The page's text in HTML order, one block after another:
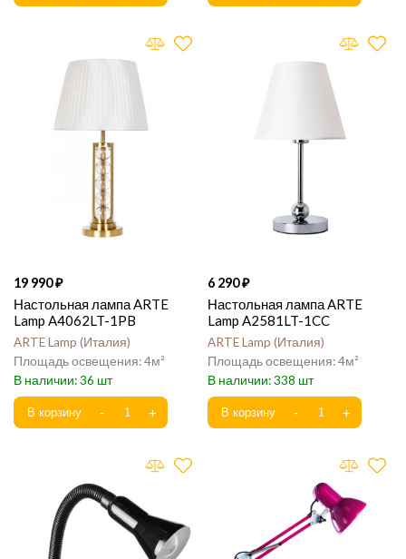
19 990
Настольная лампа ARTE
Lamp A4062LT-1PB
ARTE Lamp Италия
4
36
6 290
Настольная лампа ARTE
Lamp A2581LT-1CC
ARTE Lamp Италия
4
338